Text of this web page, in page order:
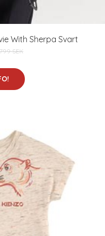
With Sherpa Svart
SEK